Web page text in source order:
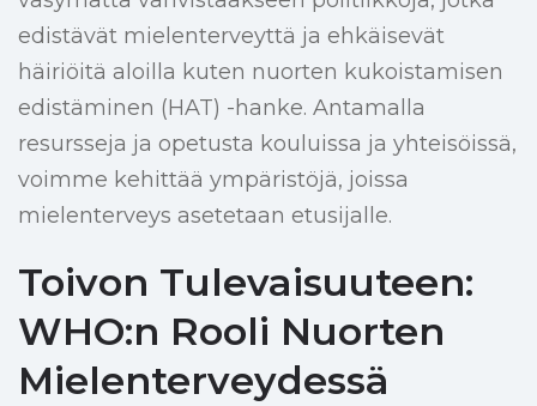
edistävät mielenterveyttä ja ehkäisevät
häiriöitä aloilla kuten nuorten kukoistamisen
edistäminen (HAT) -hanke. Antamalla
resursseja ja opetusta kouluissa ja yhteisöissä,
voimme kehittää ympäristöjä, joissa
mielenterveys asetetaan etusijalle.
Toivon Tulevaisuuteen:
WHO:n Rooli Nuorten
Mielenterveydessä